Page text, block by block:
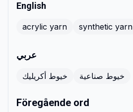
English
acrylic yarn synthetic yarn
عربي
خيوط أكريليك خيوط صناعية
Föregående ord